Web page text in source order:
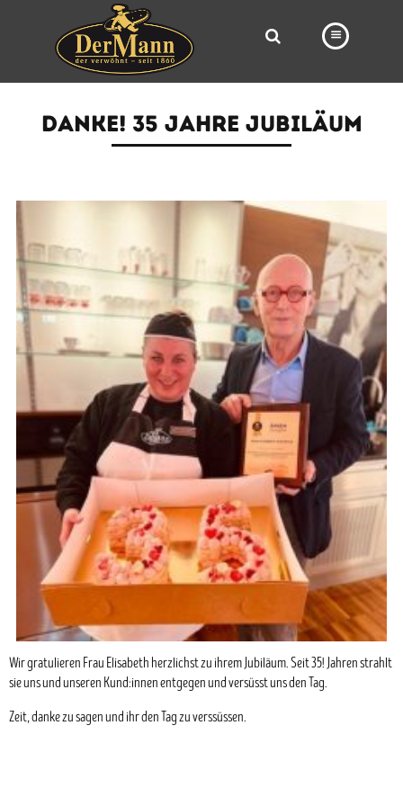
BROTWAY
VORBESTELLUNG
NEWS
KARRIERE
VIDEOS
DANKE! 35 JAHRE JUBILÄUM
Wir gratulieren Frau Elisabeth herzlichst zu ihrem Jubiläum. Seit 35! Jahren strahlt
sie uns und unseren Kund:innen entgegen und versüsst uns den Tag.
Zeit, danke zu sagen und ihr den Tag zu verssüssen.